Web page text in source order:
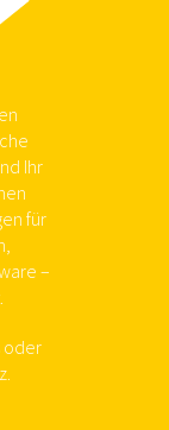
Ihr
für
–
oder